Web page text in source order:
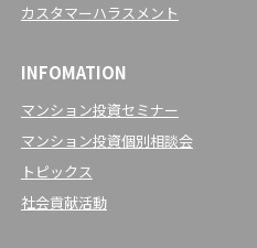
カスタマーハラスメント
INFOMATION
マンション投資セミナー
マンション投資個別相談会
トピックス
社会貢献活動